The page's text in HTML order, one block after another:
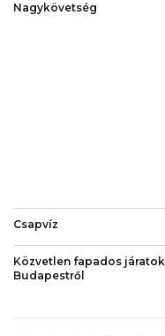
Nagykövetség
Csapvíz
Közvetlen fapados járatok
Budapestről